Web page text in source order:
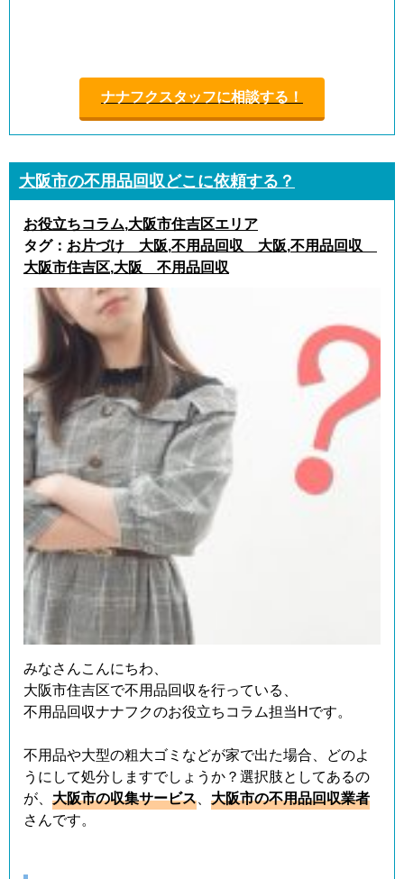
ナナフクスタッフに相談する！
大阪市の不用品回収どこに依頼する？
お役立ちコラム,大阪市住吉区エリア
タグ： お片づけ 大阪,不用品回収 大阪,不用品回収
大阪市住吉区,大阪 不用品回収
みなさんこんにちわ、
大阪市住吉区で不用品回収を行っている、
不用品回収ナナフクのお役立ちコラム担当Hです。
不用品や大型の粗大ゴミなどが家で出た場合、どのよ
うにして処分しますでしょうか？選択肢としてあるの
が、 大阪市の収集サービス、 大阪市の不用品回収業者
さんです。